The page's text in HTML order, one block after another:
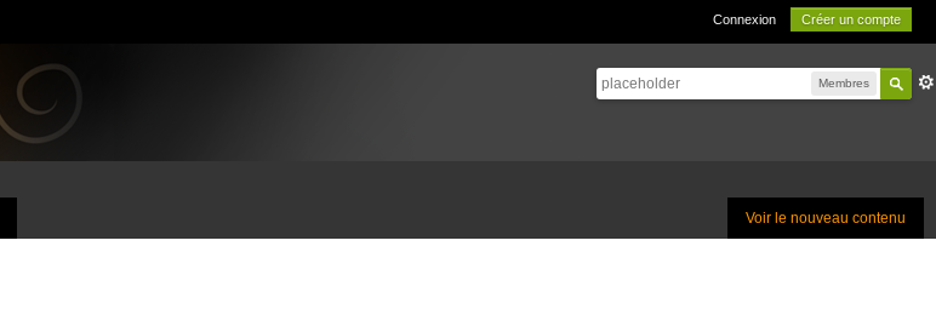
Connexion Créer un compte
Membres
Voir le nouveau contenu